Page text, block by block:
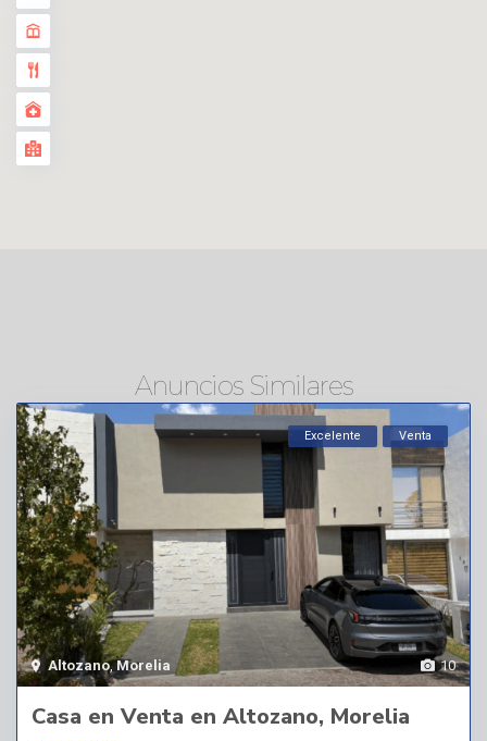
Anuncios Similares
10
Altozano,Morelia
Excelente Venta
Casa en Venta en Altozano, Morelia